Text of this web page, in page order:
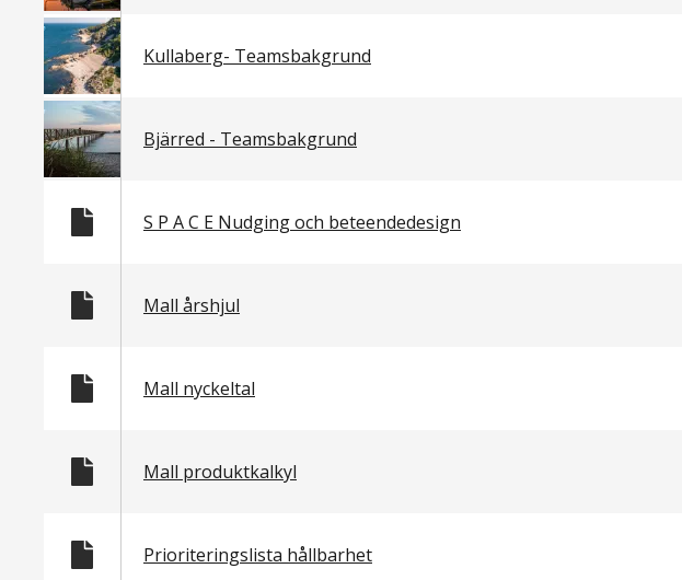
Kullaberg- Teamsbakgrund
Bjärred - Teamsbakgrund
S P A C E Nudging och beteendedesign
Mall årshjul
Mall nyckeltal
Mall produktkalkyl
Prioriteringslista hållbarhet